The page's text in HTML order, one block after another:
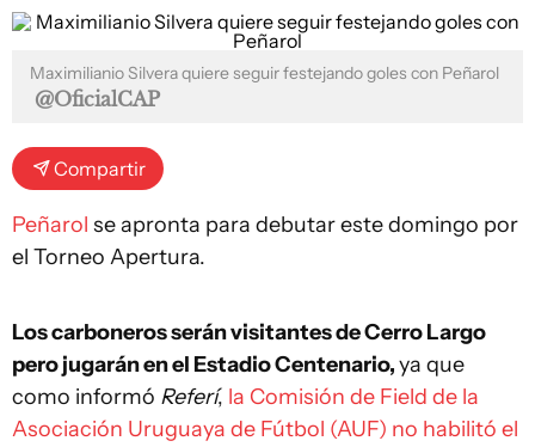
Maximilianio Silvera quiere seguir festejando goles con Peñarol
@OficialCAP
Compartir
Peñarol se apronta para debutar este domingo por
el Torneo Apertura.
Los carboneros serán visitantes de Cerro Largo
pero jugarán en el Estadio Centenario,ya que
como informó Referí, la Comisión de Field de la
Asociación Uruguaya de Fútbol (AUF) no habilitó el